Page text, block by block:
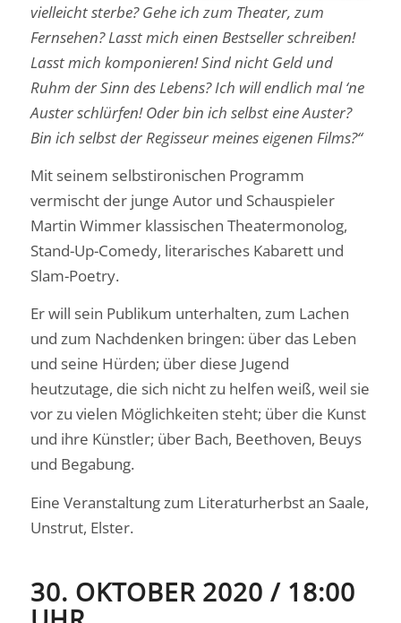
vielleicht sterbe? Gehe ich zum Theater, zum
Fernsehen? Lasst mich einen Bestseller schreiben!
Lasst mich komponieren! Sind nicht Geld und
Ruhm der Sinn des Lebens? Ich will endlich mal ‘ne
Auster schlürfen! Oder bin ich selbst eine Auster?
Bin ich selbst der Regisseur meines eigenen Films?“
Mit seinem selbstironischen Programm
vermischt der junge Autor und Schauspieler
Martin Wimmer klassischen Theatermonolog,
Stand-Up-Comedy, literarisches Kabarett und
Slam-Poetry.
Er will sein Publikum unterhalten, zum Lachen
und zum Nachdenken bringen: über das Leben
und seine Hürden; über diese Jugend
heutzutage, die sich nicht zu helfen weiß, weil sie
vor zu vielen Möglichkeiten steht; über die Kunst
und ihre Künstler; über Bach, Beethoven, Beuys
und Begabung.
Eine Veranstaltung zum Literaturherbst an Saale,
Unstrut, Elster.
30. OKTOBER 2020 / 18:00